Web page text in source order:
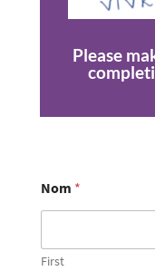
Please
Nom *
First